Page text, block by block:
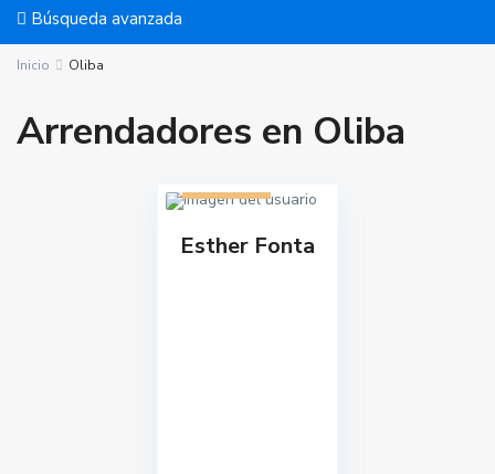
Búsqueda avanzada
Inicio Oliba
Arrendadores en Oliba
Esther Fonta